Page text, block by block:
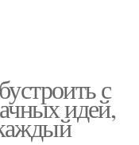
с
идей,